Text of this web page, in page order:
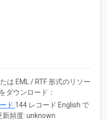
は EML / RTF 形式のリソー
ダウンロード：
ド 144 レコード English で
新頻度: unknown